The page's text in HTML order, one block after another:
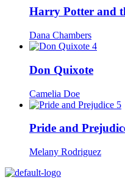
Harry Potter and
Dana Chambers
4
Don Quixote
Camelia Doe
5
Pride and
Melany Rodriguez